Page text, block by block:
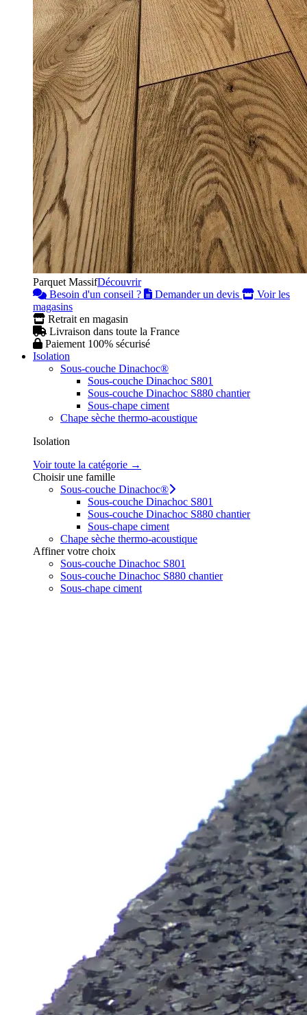
Parquet MassifDécouvrir
Besoin d'un conseil ?
Demander un devis
Voir les
magasins
Retrait en magasin
Livraison dans toute la France
Paiement 100% sécurisé
Isolation
Sous-couche Dinachoc®
Sous-couche Dinachoc S801
Sous-couche Dinachoc S880 chantier
Sous-chape ciment
Chape sèche thermo-acoustique
Isolation
Voir toute la catégorie →
Choisir une famille
Sous-couche Dinachoc®
Sous-couche Dinachoc S801
Sous-couche Dinachoc S880 chantier
Sous-chape ciment
Chape sèche thermo-acoustique
Affiner votre choix
Sous-couche Dinachoc S801
Sous-couche Dinachoc S880 chantier
Sous-chape ciment